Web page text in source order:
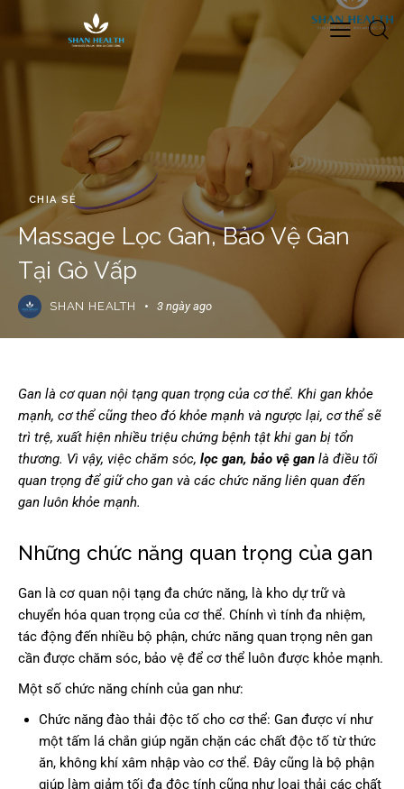
CHIA SẺ
Massage Lọc Gan, Bảo Vệ Gan
Tại Gò Vấp
SHAN HEALTH 3 ngày ago
Gan là cơ quan nội tạng quan trọng của cơ thể. Khi gan khỏe
mạnh, cơ thể cũng theo đó khỏe mạnh và ngược lại, cơ thể sẽ
trì trệ, xuất hiện nhiều triệu chứng bệnh tật khi gan bị tổn
thương. Vì vậy, việc chăm sóc, lọc gan, bảo vệ gan là điều tối
quan trọng để giữ cho gan và các chức năng liên quan đến
gan luôn khỏe mạnh.
Những chức năng quan trọng của gan
Gan là cơ quan nội tạng đa chức năng, là kho dự trữ và
chuyển hóa quan trọng của cơ thể. Chính vì tính đa nhiệm,
tác động đến nhiều bộ phận, chức năng quan trọng nên gan
cần được chăm sóc, bảo vệ để cơ thể luôn được khỏe mạnh.
Một số chức năng chính của gan như:
Chức năng đào thải độc tố cho cơ thể: Gan được ví như
một tấm lá chắn giúp ngăn chặn các chất độc tố từ thức
ăn, không khí xâm nhập vào cơ thể. Đây cũng là bộ phận
giúp làm giảm tối đa độc tính cũng như loại thải các chất